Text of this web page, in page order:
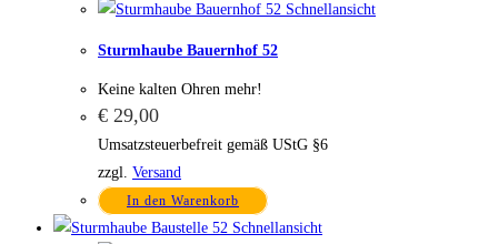
Schnellansicht
Sturmhaube Bauernhof 52
Keine kalten Ohren mehr!
€ 29,00
Umsatzsteuerbefreit gemäß UStG §6
zzgl. Versand
In den Warenkorb
Schnellansicht